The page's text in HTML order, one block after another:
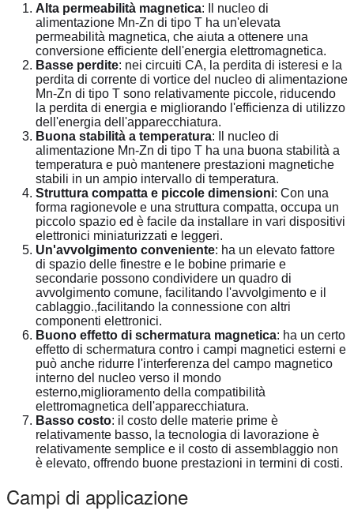
Alta permeabilità magnetica: Il nucleo di
alimentazione Mn-Zn di tipo T ha un'elevata
permeabilità magnetica, che aiuta a ottenere una
conversione efficiente dell'energia elettromagnetica.
Basse perdite: nei circuiti CA, la perdita di isteresi e la
perdita di corrente di vortice del nucleo di alimentazione
Mn-Zn di tipo T sono relativamente piccole, riducendo
la perdita di energia e migliorando l'efficienza di utilizzo
dell'energia dell'apparecchiatura.
Buona stabilità a temperatura: Il nucleo di
alimentazione Mn-Zn di tipo T ha una buona stabilità a
temperatura e può mantenere prestazioni magnetiche
stabili in un ampio intervallo di temperatura.
Struttura compatta e piccole dimensioni: Con una
forma ragionevole e una struttura compatta, occupa un
piccolo spazio ed è facile da installare in vari dispositivi
elettronici miniaturizzati e leggeri.
Un'avvolgimento conveniente: ha un elevato fattore
di spazio delle finestre e le bobine primarie e
secondarie possono condividere un quadro di
avvolgimento comune, facilitando l'avvolgimento e il
cablaggio.,facilitando la connessione con altri
componenti elettronici.
Buono effetto di schermatura magnetica: ha un certo
effetto di schermatura contro i campi magnetici esterni e
può anche ridurre l'interferenza del campo magnetico
interno del nucleo verso il mondo
esterno,miglioramento della compatibilità
elettromagnetica dell'apparecchiatura.
Basso costo: il costo delle materie prime è
relativamente basso, la tecnologia di lavorazione è
relativamente semplice e il costo di assemblaggio non
è elevato, offrendo buone prestazioni in termini di costi.
Campi di applicazione